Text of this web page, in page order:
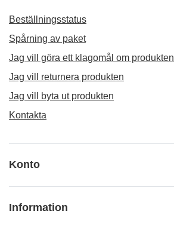
Beställningsstatus
Spårning av paket
Jag vill göra ett klagomål om produkten
Jag vill returnera produkten
Jag vill byta ut produkten
Kontakta
Konto
Information